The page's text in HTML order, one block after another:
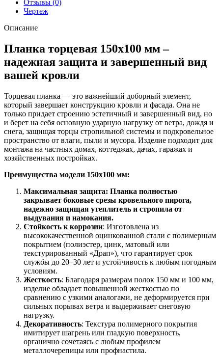
RAL
6005
зеленый
Отзывы (0)
Чертеж
Описание
Планка торцевая 150х100 мм –
надежная защита и завершенный вид
вашей кровли
Торцевая планка — это важнейший доборный элемент,
который завершает конструкцию кровли и фасада. Она не
только придает строению эстетичный и завершенный вид, но
и берет на себя основную ударную нагрузку от ветра, дождя и
снега, защищая торцы стропильной системы и подкровельное
пространство от влаги, пыли и мусора. Изделие подходит для
монтажа на частных домах, коттеджах, дачах, гаражах и
хозяйственных постройках.
Преимущества модели 150х100 мм:
Максимальная защита: Планка полностью
закрывает боковые срезы кровельного пирога,
надежно защищая утеплитель и стропила от
выдувания и намокания.
Стойкость к коррозии: Изготовлена из
высококачественной оцинкованной стали с полимерным
покрытием (полиэстер, цинк, матовый или
текстурированный «Драп»), что гарантирует срок
службы до 20–30 лет и устойчивость к любым погодным
условиям.
Жесткость: Благодаря размерам полок 150 мм и 100 мм,
изделие обладает повышенной жесткостью по
сравнению с узкими аналогами, не деформируется при
сильных порывах ветра и выдерживает снеговую
нагрузку.
Декоративность: Текстура полимерного покрытия
имитирует шагрень или гладкую поверхность,
органично сочетаясь с любым профилем
металлочерепицы или профнастила.